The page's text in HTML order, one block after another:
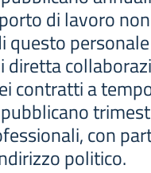
di lavoro
contratti a
con
politico.